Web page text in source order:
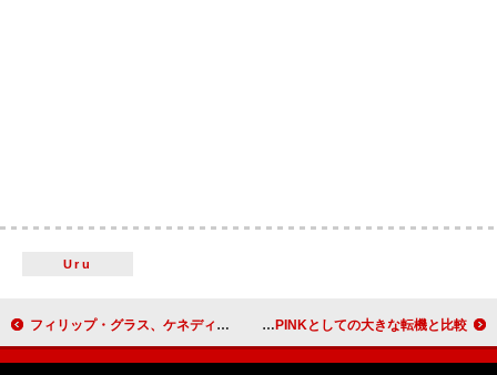
Uru
フィリップ・グラス、ケネディ・センターでの交響曲第15番「Lincoln」世界初演を撤回「価値観が交響曲のメッセージと真っ向から対立」 ロゼ、【グラミー賞】ノミネートをBLACKPINKとしての大きな転機と比較